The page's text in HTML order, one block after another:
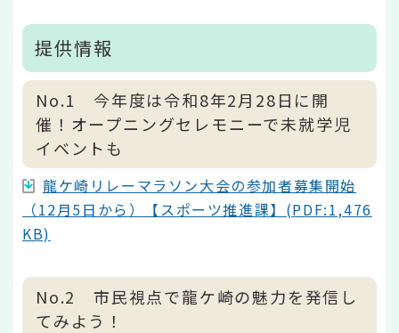
提供情報
No.1 今年度は令和8年2月28日に開
催！オープニングセレモニーで未就学児
イベントも
龍ケ崎リレーマラソン大会の参加者募集開始
（12月5日から）【スポーツ推進課】(PDF:1,476
KB)
No.2 市民視点で龍ケ崎の魅力を発信し
てみよう！